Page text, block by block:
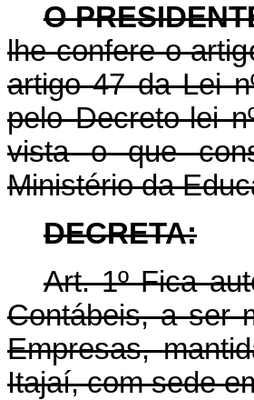
O
lhe confere o
artigo 47 da Lei
pelo Decreto-lei
vista o que
Ministério da
DECRETA:
Art. 1º Fica
Contábeis, a ser
Empresas,
Itajaí, com sede